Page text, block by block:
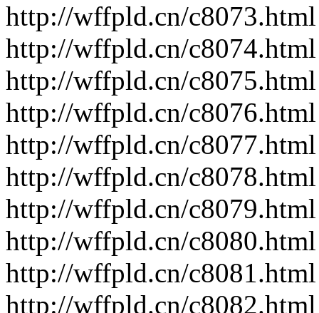
http://wffpld.cn/c8073.html
http://wffpld.cn/c8074.html
http://wffpld.cn/c8075.html
http://wffpld.cn/c8076.html
http://wffpld.cn/c8077.html
http://wffpld.cn/c8078.html
http://wffpld.cn/c8079.html
http://wffpld.cn/c8080.html
http://wffpld.cn/c8081.html
http://wffpld.cn/c8082.html